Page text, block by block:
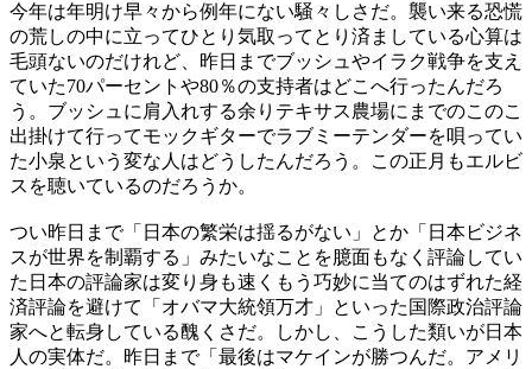
今年は年明け早々から例年にない騒々しさだ。襲い来る恐慌
の荒しの中に立ってひとり気取ってとり済ましている心算は
毛頭ないのだけれど、昨日までブッシュやイラク戦争を支え
ていた70パーセントや80％の支持者はどこへ行ったんだろ
う。ブッシュに肩入れする余りテキサス農場にまでのこのこ
出掛けて行ってモックギターでラブミーテンダーを唄ってい
た小泉という変な人はどうしたんだろう。この正月もエルビ
スを聴いているのだろうか。
つい昨日まで「日本の繁栄は揺るがない」とか「日本ビジネ
スが世界を制覇する」みたいなことを臆面もなく評論してい
た日本の評論家は変り身も速くもう巧妙に当てのはずれた経
済評論を避けて「オバマ大統領万才」といった国際政治評論
家へと転身している醜くさだ。しかし、こうした類いが日本
人の実体だ。昨日まで「最後はマケインが勝つんだ。アメリ